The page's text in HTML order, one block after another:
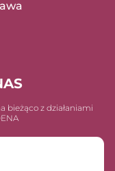
bieżąco z działaniami